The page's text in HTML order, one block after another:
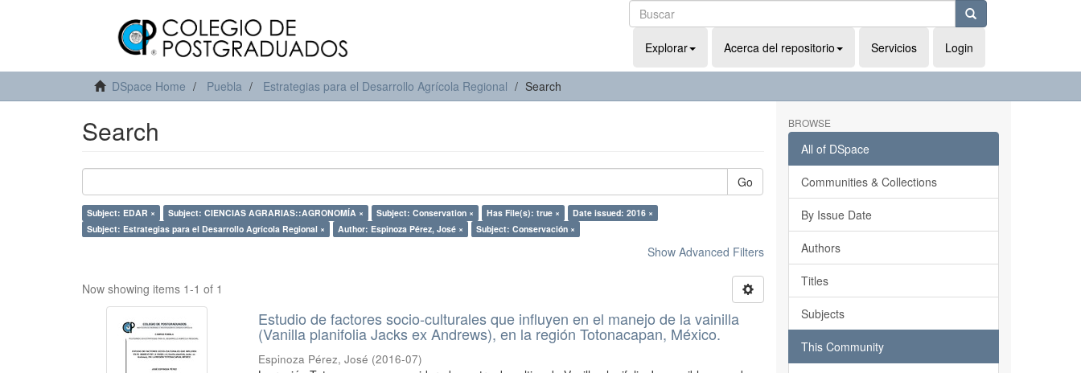
Explorar Acerca del repositorio Servicios Login
DSpace Home Puebla Estrategias para el Desarrollo Agrícola Regional Search
Search
Go
Subject: EDAR × Subject: CIENCIAS AGRARIAS::AGRONOMÍA × Subject: Conservation × Has File(s): true ×
Date issued: 2016 ×
Subject: Estrategias para el Desarrollo Agrícola Regional ×
Author: Espinoza Pérez, José × Subject: Conservación ×
Show Advanced Filters
Now showing items 1-1 of 1
Estudio de factores socio-culturales que influyen en el manejo de la vainilla
(Vanilla planifolia Jacks ex Andrews), en la región Totonacapan, México.
Espinoza Pérez, José (2016-07)
BROWSE
All of DSpace
Communities & Collections
By Issue Date
Authors
Titles
Subjects
This Community